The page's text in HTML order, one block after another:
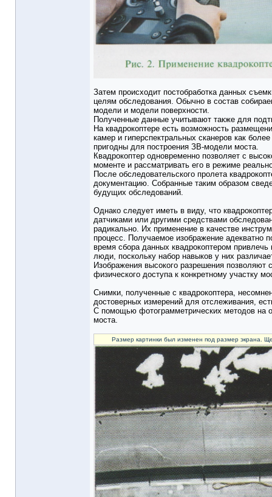
Затем происходит постобработка данных
целям обследования. Обычно в состав
модели и модели поверхности.
Полученные данные учитывают также для
На квадрокоптере есть возможность
камер и гиперспектральных сканеров как
пригодны для построения ЗВ-модели моста.
Квадрокоптер одновременно позволяет с
моменте и рассматривать его в режиме
После обследовательского пролета
документацию. Собранные таким образом
будущих обследований.
Однако следует иметь в виду, что
датчиками или другими средствами
радикально. Их применение в качестве
процесс. Получаемое изображение адекватно
время сбора данных квадрокоптером
люди, поскольку набор навыков у них
Изображения высокого разрешения позволяют
физического доступа к конкретному участку
Снимки, полученные с квадрокоптера,
достоверных измерений для отслеживания,
С помощью фотограмметрических методов на
моста.
Размер картинки был изменен под размер экрана.